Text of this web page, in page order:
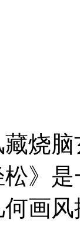
烧
》
画